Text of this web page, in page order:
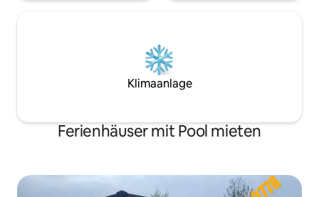
Klimaanlage
Ferienhäuser mit Pool mieten